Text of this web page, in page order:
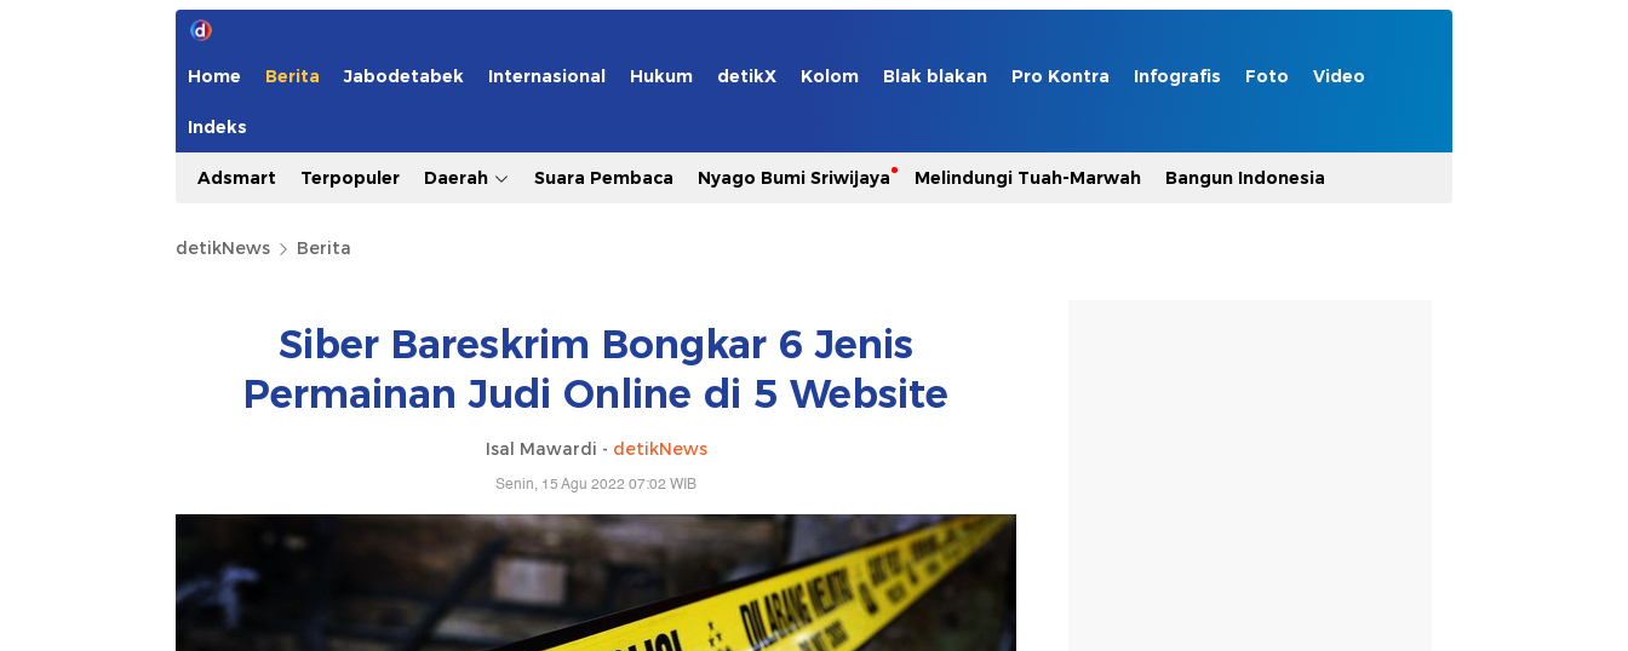
Home Berita Jabodetabek Internasional Hukum detikX Kolom Blak blakan Pro Kontra Infografis Foto Video
Indeks
Adsmart Terpopuler Daerah Suara Pembaca Nyago Bumi Sriwijaya Melindungi Tuah-Marwah Bangun Indonesia
detikNews Berita
Siber Bareskrim Bongkar 6 Jenis
Permainan Judi Online di 5 Website
Isal Mawardi - detikNews
Senin, 15 Agu 2022 07:02 WIB